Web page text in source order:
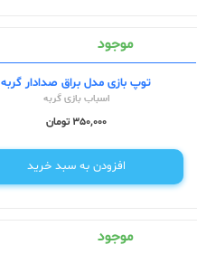
موجود
توپ بازی مدل براق صدادار گربه
اسباب بازی گربه
350,000 تومان
افزودن به سبد خرید
موجود